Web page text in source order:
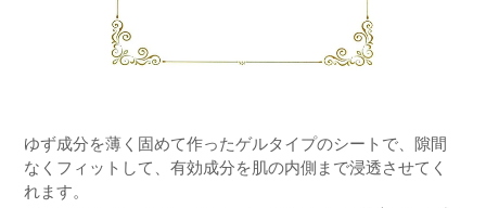
ゆず成分を薄く固めて作ったゲルタイプのシートで、隙間
なくフィットして、有効成分を肌の内側まで浸透させてく
れます。